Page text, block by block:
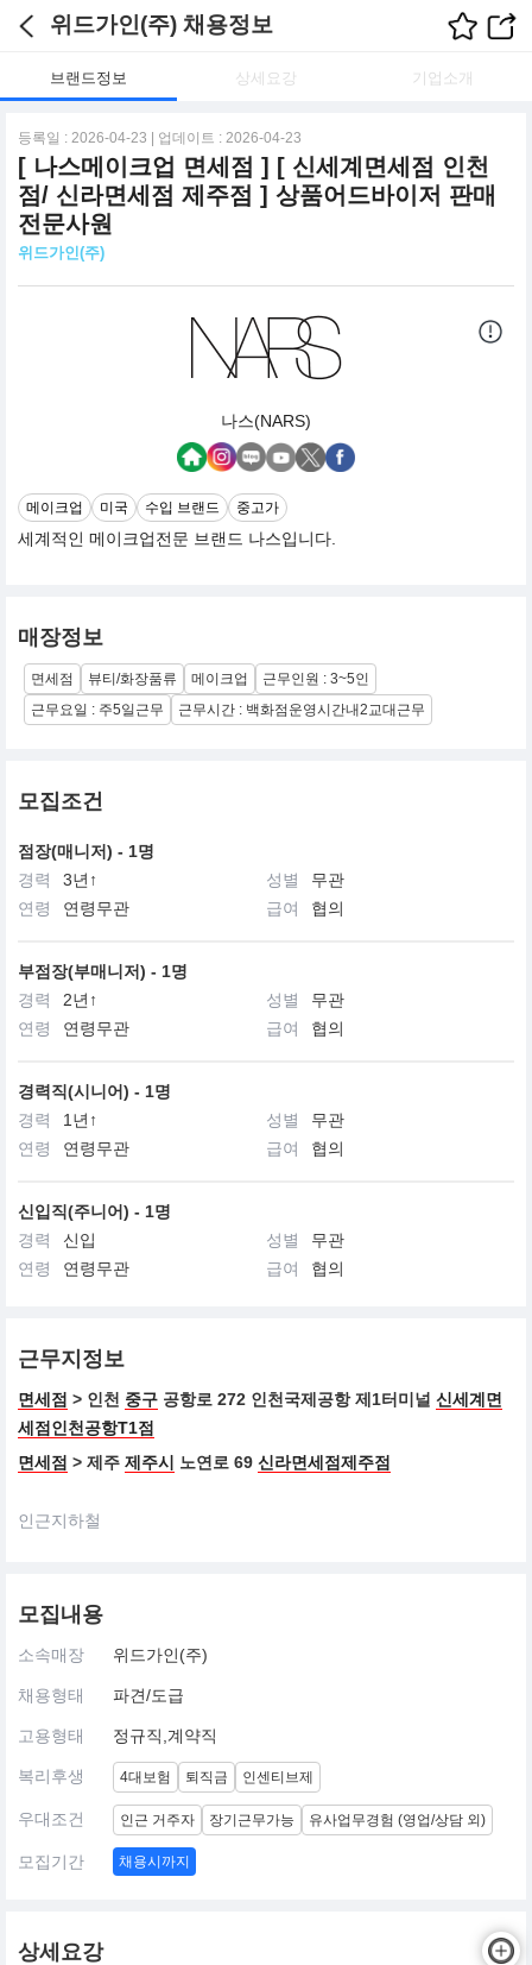
위드가인(주) 채용정보
브랜드정보 상세요강 기업소개
등록일 : 2026-04-23 | 업데이트 : 2026-04-23
[ 나스메이크업 면세점 ] [ 신세계면세점 인천
점/ 신라면세점 제주점 ] 상품어드바이저 판매
전문사원
위드가인(주)
나스(NARS)
메이크업 미국 수입 브랜드 중고가
세계적인 메이크업전문 브랜드 나스입니다.
매장정보
면세점 뷰티/화장품류 메이크업
근무인원 : 3~5인
근무요일 : 주5일근무
근무시간 : 백화점운영시간내2교대근무
모집조건
점장(매니저) - 1명
경력
3년↑ 성별
무관
연령
연령무관 급여 협의
부점장(부매니저) - 1명
경력
2년↑ 성별
무관
연령
연령무관 급여 협의
경력직(시니어) - 1명
경력
1년↑ 성별
무관
연령
연령무관 급여 협의
신입직(주니어) - 1명
경력
신입 성별
무관
연령
연령무관 급여 협의
근무지정보
면세점 > 인천 중구 공항로 272 인천국제공항 제1터미널 신세계면
세점인천공항T1점
면세점 > 제주 제주시 노연로 69 신라면세점제주점
인근지하철
모집내용
소속매장 위드가인(주)
채용형태 파견/도급
고용형태 정규직,계약직
복리후생 4대보험 퇴직금 인센티브제
우대조건 인근 거주자 장기근무가능 유사업무경험 (영업/상담 외)
모집기간 채용시까지
상세요강